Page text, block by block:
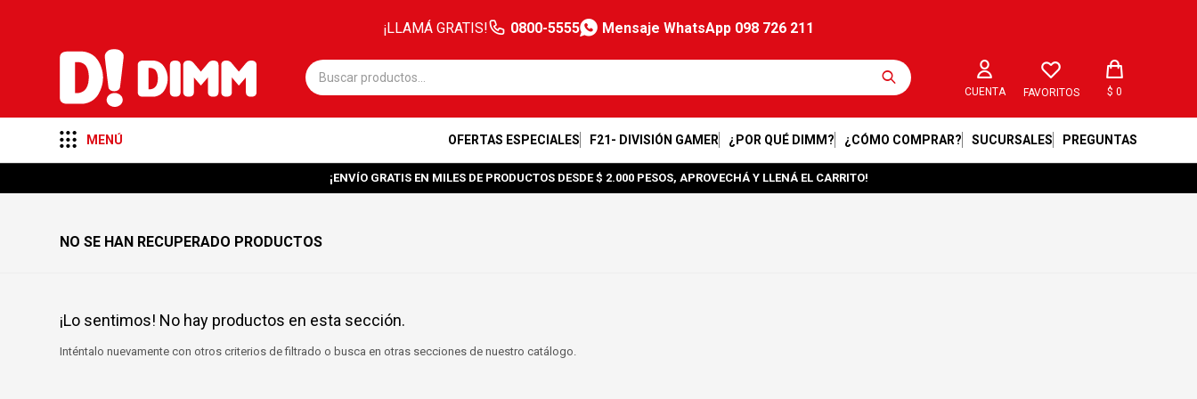
¡LLAMÁ GRATIS! 0800-5555 Mensaje WhatsApp 098 726 211
MENÚ OFERTAS ESPECIALES F21- DIVISIÓN GAMER ¿POR QUÉ DIMM? ¿CÓMO COMPRAR? SUCURSALES PREGUNTAS
FAVORITOS $ 0
¡ENVÍO GRATIS EN MILES DE PRODUCTOS DESDE $ 2.000 PESOS, APROVECHÁ Y LLENÁ EL CARRITO!
NO SE HAN RECUPERADO PRODUCTOS
¡Lo sentimos! No hay productos en esta sección.
Inténtalo nuevamente con otros criterios de filtrado o busca en otras secciones de nuestro catálogo.